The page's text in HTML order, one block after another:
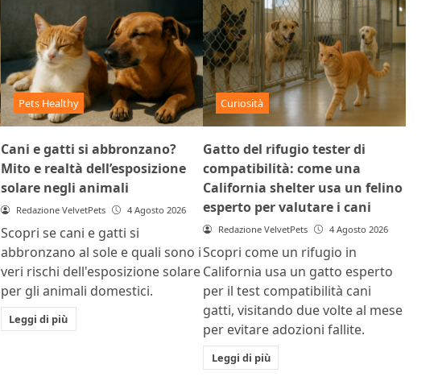
Pets Healthy
Cani e gatti si abbronzano?
Mito e realtà dell’esposizione
solare negli animali
Redazione VelvetPets 4 Agosto 2026
Scopri se cani e gatti si
abbronzano al sole e quali sono i
veri rischi dell'esposizione solare
per gli animali domestici.
Leggi di più
Curiosità
Gatto del rifugio tester di
compatibilità: come una
California shelter usa un felino
esperto per valutare i cani
Redazione VelvetPets 4 Agosto 2026
Scopri come un rifugio in
California usa un gatto esperto
per il test compatibilità cani
gatti, visitando due volte al mese
per evitare adozioni fallite.
Leggi di più